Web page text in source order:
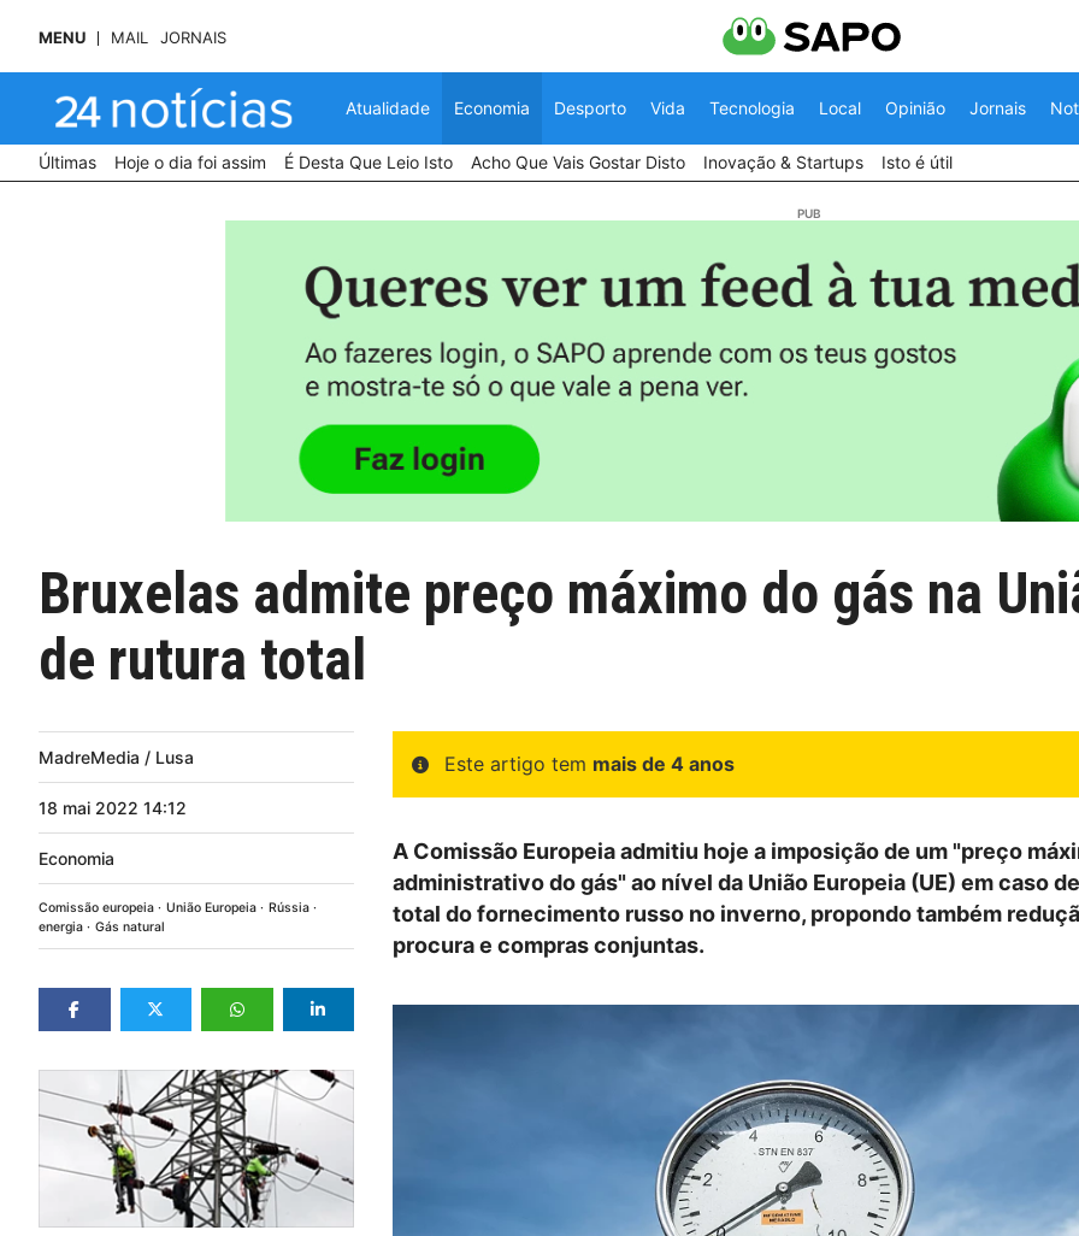
MENU MAIL JORNAIS
Atualidade Economia Desporto Vida Tecnologia Local Opinião Jornais
Últimas Hoje o dia foi assim É Desta Que Leio Isto Acho Que Vais Gostar Disto Inovação & Startups Isto é útil
Bruxelas admite preço máximo do gás na
de rutura total
MadreMedia / Lusa
18 mai 2022 14:12
Economia
Comissão europeia União Europeia
Rússia
energia
Gás natural
Este artigo tem mais de 4 anos
A Comissão Europeia admitiu hoje a imposição de um "preço
administrativo do gás" ao nível da União Europeia (UE) em caso
total do fornecimento russo no inverno, propondo também
procura e compras conjuntas.